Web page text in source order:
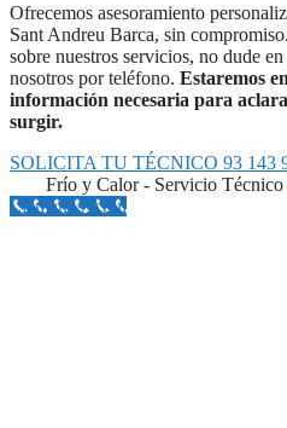
Ofrecemos asesoramiento
Sant Andreu Barca, sin
sobre nuestros servicios, no dude
nosotros por teléfono. Estaremos
información necesaria para
surgir.
SOLICITA TU TÉCNICO 93 143
Frío y Calor - Servicio Técnico
Llámanos Aquí